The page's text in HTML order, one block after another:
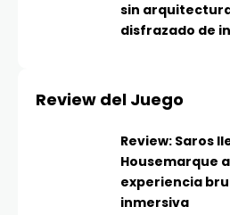
sin
disfrazado de
Review del Juego
Review: Saros
Housemarque
experiencia
inmersiva